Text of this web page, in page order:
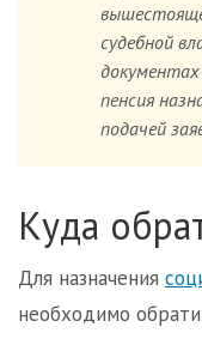
судебной
пенсия
подачей
Куда
Для назначения
необходимо